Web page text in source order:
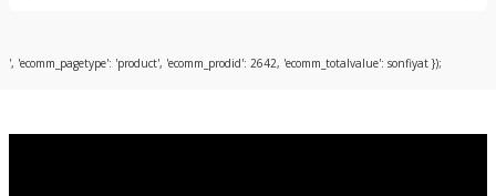
Bu ürüne ilk yorumu siz yapın!
', 'ecomm_pagetype': 'product', 'ecomm_prodid': 2642, 'ecomm_totalvalue': sonfiyat });